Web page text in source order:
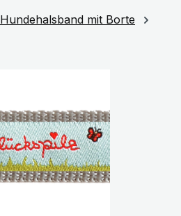
Hundehalsband mit Borte